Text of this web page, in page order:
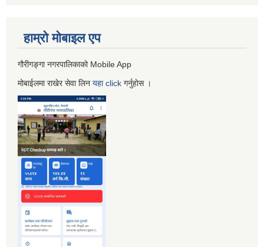
हाम्रो माेबाइल एप
गौरीगङ्गा नगरपालिकाको Mobile App
मोबाईलमा राखेर सेवा लिन यहाclick गर्नुहाेस ।